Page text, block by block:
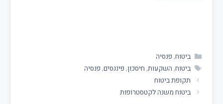
ביטוח, פנסיה
ביטוח, השקעות, חיסכון, פיננסים, פנסיה
תקופת ביטוח
ביטוח משנה לקטסטרופות